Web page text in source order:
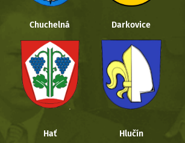
Chuchelná Darkovice
Hať Hlučín